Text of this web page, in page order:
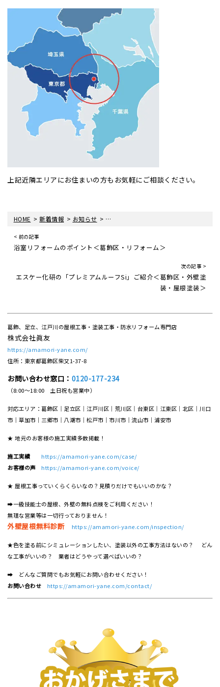
上記近隣エリアにお住まいの方もお気軽にご相談ください。
HOME >新着情報 > お知らせ > 強風で屋根板金が剥がれたら・・・＜葛
< 前の記事
浴室リフォームのポイント＜葛飾区・リフォーム＞
次の記事 >
エスケー化研の「プレミアムルーフSi」ご紹介＜葛飾区・外壁塗
装・屋根塗装＞
葛飾、足立、江戸川の屋根工事・塗装工事・防水リフォーム専門店
株式会社眞友
https://amamori-yane.com/
住所：東京都葛飾区柴又1-37-8
お問い合わせ窓口： 0120-177-234
（8:00～18:00 土日祝も営業中）
対応エリア：葛飾区｜足立区｜江戸川区｜荒川区｜台東区｜江東区｜北区｜川口
市｜草加市｜三郷市｜八潮市｜松⼾市｜市川市｜流⼭市｜浦安市
★ 地元のお客様の施工実績多数掲載！
施工実績
https://amamori-yane.com/case/
お客様の声
https://amamori-yane.com/voice/
★ 屋根工事っていくらくらいなの？見積りだけでもいいのかな？
➡一級技能士の屋根、外壁の無料点検をご利用ください！
無理な営業等は一切行っておりません！
外壁屋根無料診断 https://amamori-yane.com/inspection/
★色を塗る前にシミュレーションしたい、塗装以外の工事方法はないの？ どん
な工事がいいの？ 業者はどうやって選べばいいの？
➡ どんなご質問でもお気軽にお問い合わせください！
お問い合わせ
https://amamori-yane.com/contact/